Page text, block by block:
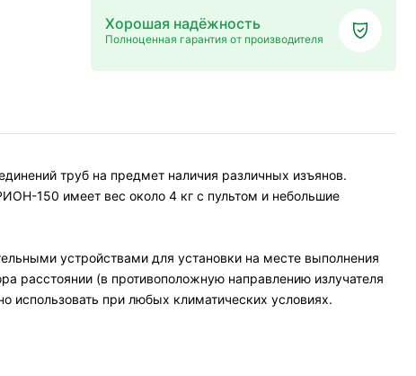
Хорошая надёжность
Полноценная гарантия от производителя
труб на предмет наличия различных изъянов.
150 имеет вес около 4 кг с пультом и небольшие
устройствами для установки на месте выполнения
расстоянии (в противоположную направлению излучателя
использовать при любых климатических условиях.